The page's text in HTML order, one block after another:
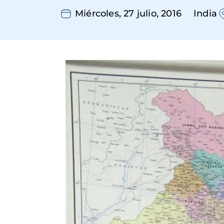
Miércoles, 27 julio, 2016 India